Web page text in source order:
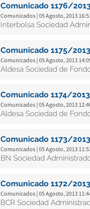
Comunicado 1176/
Comunicados | 05 Agosto, 2013
Interbolsa Sociedad
Comunicado 1175/2013
Comunicados | 05 Agosto, 2013
Aldesa Sociedad de
Comunicado 1174/2013
Comunicados | 05 Agosto, 2013
Aldesa Sociedad de
Comunicado 1173/2013
Comunicados | 05 Agosto, 2013
BN Sociedad
Comunicado 1172/2013
Comunicados | 05 Agosto, 2013
BCR Sociedad